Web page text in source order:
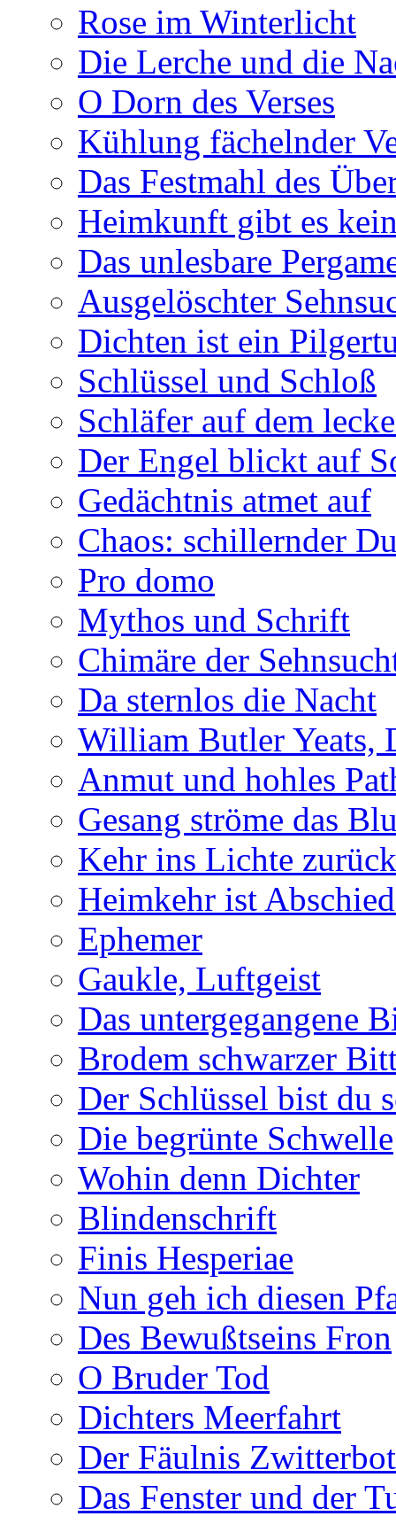
Rose im Winterlicht
Die Lerche und die
O Dorn des Verses
Kühlung fächelnder
Das Festmahl des
Heimkunft gibt es
Das unlesbare
Ausgelöschter
Dichten ist ein
Schlüssel und Schloß
Schläfer auf dem
Der Engel blickt auf
Gedächtnis atmet auf
Chaos: schillernder
Pro domo
Mythos und Schrift
Chimäre der
Da sternlos die Nacht
William Butler Yeats,
Anmut und hohles
Gesang ströme das
Kehr ins Lichte zurück
Heimkehr ist
Ephemer
Gaukle, Luftgeist
Das untergegangene
Brodem schwarzer
Der Schlüssel bist du
Die begrünte Schwelle
Wohin denn Dichter
Blindenschrift
Finis Hesperiae
Nun geh ich diesen
Des Bewußtseins Fron
O Bruder Tod
Dichters Meerfahrt
Der Fäulnis
Das Fenster und der